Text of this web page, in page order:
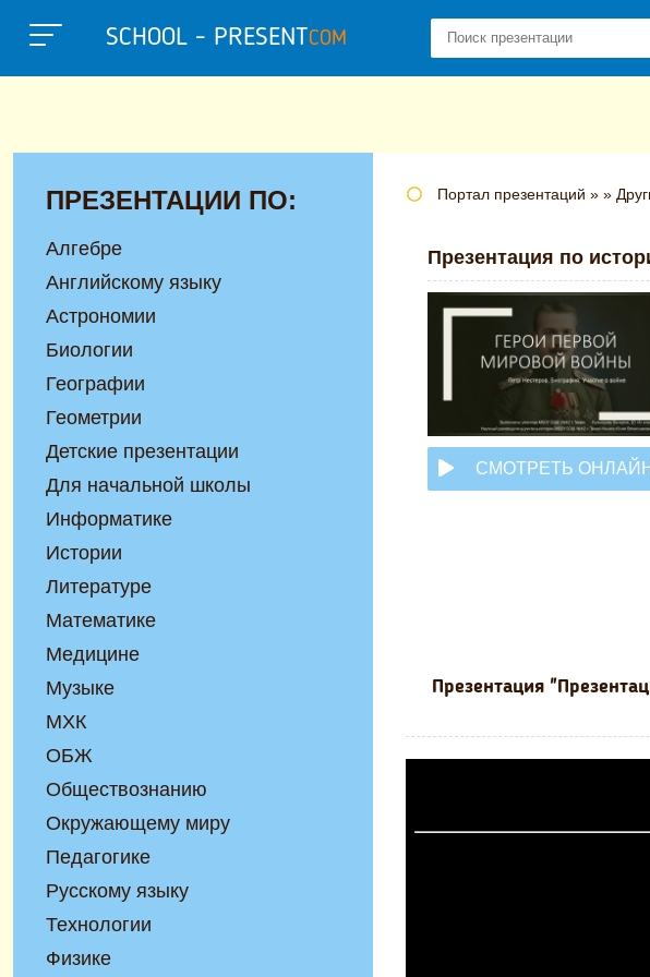
SCHOOL - PRESENTCOM
Портал презентаций » »
Презентация по
СМОТРЕТЬ ОНЛАЙН
Презентация
ПРЕЗЕНТАЦИИ ПО:
Алгебре
Английскому языку
Астрономии
Биологии
Географии
Геометрии
Детские презентации
Для начальной школы
Информатике
Истории
Литературе
Математике
Медицине
Музыке
МХК
ОБЖ
Обществознанию
Окружающему миру
Педагогике
Русскому языку
Технологии
Физике